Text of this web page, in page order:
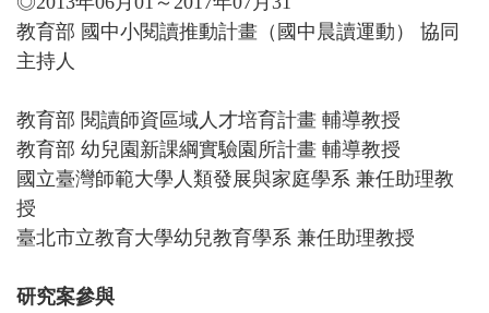
教育部 國中小閱讀推動計畫（國中晨讀運動） 協同
主持人
教育部 閱讀師資區域人才培育計畫 輔導教授
教育部 幼兒園新課綱實驗園所計畫 輔導教授
國立臺灣師範大學人類發展與家庭學系 兼任助理教
授
臺北市立教育大學幼兒教育學系 兼任助理教授
研究案參與